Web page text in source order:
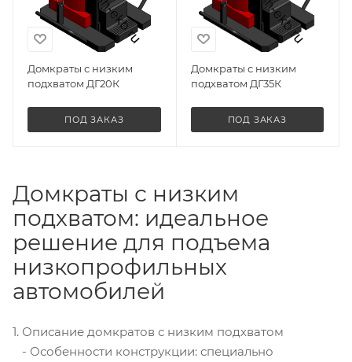
Домкраты с низким
подхватом ДГ20К
ПОД ЗАКАЗ
Домкраты с низким
подхватом ДГ35К
ПОД ЗАКАЗ
Домкраты с низким
подхватом: идеальное
решение для подъема
низкопрофильных
автомобилей
1. Описание домкратов с низким подхватом
- Особенности конструкции: специально